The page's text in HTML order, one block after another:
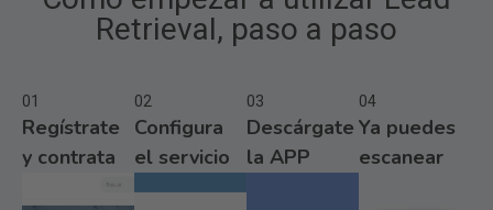
Retrieval, paso a paso
01
Regístrate
y contrata
02
Configura
el servicio
03
Descárgate
la APP
04
Ya puedes
escanear